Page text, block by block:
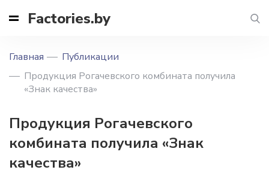
Factories.by
Главная
Публикации
Продукция Рогачевского комбината получила
«Знак качества»
Продукция Рогачевского
комбината получила «Знак
качества»